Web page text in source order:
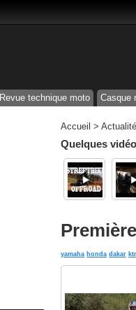
Revue technique moto Casque
Accueil >
Quelques
yamaha honda dakar